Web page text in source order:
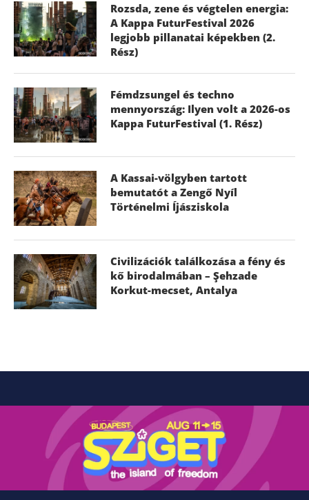
Rozsda, zene és végtelen energia:
A Kappa FuturFestival 2026
legjobb pillanatai képekben (2.
Rész)
Fémdzsungel és techno
mennyország: Ilyen volt a 2026-os
Kappa FuturFestival (1. Rész)
A Kassai-völgyben tartott
bemutatót a Zengő Nyíl
Történelmi Íjásziskola
Civilizációk találkozása a fény és
kő birodalmában – Şehzade
Korkut-mecset, Antalya